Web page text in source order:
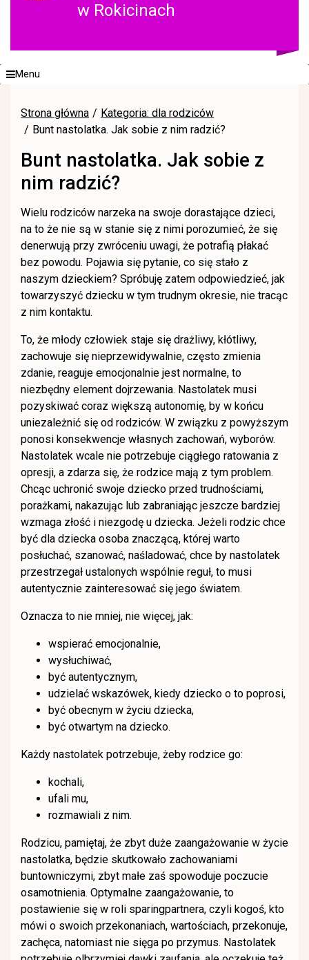
w Rokicinach
Menu
Strona główna
Kategoria: dla rodziców
Bunt nastolatka. Jak sobie z nim radzić?
Bunt nastolatka. Jak sobie z
nim radzić?
Wielu rodziców narzeka na swoje dorastające dzieci,
na to że nie są w stanie się z nimi porozumieć, że się
denerwują przy zwróceniu uwagi, że potrafią płakać
bez powodu. Pojawia się pytanie, co się stało z
naszym dzieckiem? Spróbuję zatem odpowiedzieć, jak
towarzyszyć dziecku w tym trudnym okresie, nie tracąc
z nim kontaktu.
To, że młody człowiek staje się drażliwy, kłótliwy,
zachowuje się nieprzewidywalnie, często zmienia
zdanie, reaguje emocjonalnie jest normalne, to
niezbędny element dojrzewania. Nastolatek musi
pozyskiwać coraz większą autonomię, by w końcu
uniezależnić się od rodziców. W związku z powyższym
ponosi konsekwencje własnych zachowań, wyborów.
Nastolatek wcale nie potrzebuje ciągłego ratowania z
opresji, a zdarza się, że rodzice mają z tym problem.
Chcąc uchronić swoje dziecko przed trudnościami,
porażkami, nakazując lub zabraniając jeszcze bardziej
wzmaga złość i niezgodę u dziecka. Jeżeli rodzic chce
być dla dziecka osoba znaczącą, której warto
posłuchać, szanować, naśladować, chce by nastolatek
przestrzegał ustalonych wspólnie reguł, to musi
autentycznie zainteresować się jego światem.
Oznacza to nie mniej, nie więcej, jak:
wspierać emocjonalnie,
wysłuchiwać,
być autentycznym,
udzielać wskazówek, kiedy dziecko o to poprosi,
być obecnym w życiu dziecka,
być otwartym na dziecko.
Każdy nastolatek potrzebuje, żeby rodzice go:
kochali,
ufali mu,
rozmawiali z nim.
Rodzicu, pamiętaj, że zbyt duże zaangażowanie w życie
nastolatka, będzie skutkowało zachowaniami
buntowniczymi, zbyt małe zaś spowoduje poczucie
osamotnienia. Optymalne zaangażowanie, to
postawienie się w roli sparingpartnera, czyli kogoś, kto
mówi o swoich przekonaniach, wartościach, przekonuje,
zachęca, natomiast nie sięga po przymus. Nastolatek